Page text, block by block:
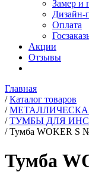
Замер и
Дизайн-
Оплата
Акции
Отзывы
Главная
/ Каталог товаров
/
/ ТУМБЫ ДЛЯ
/ Тумба WOKER S
Тумба